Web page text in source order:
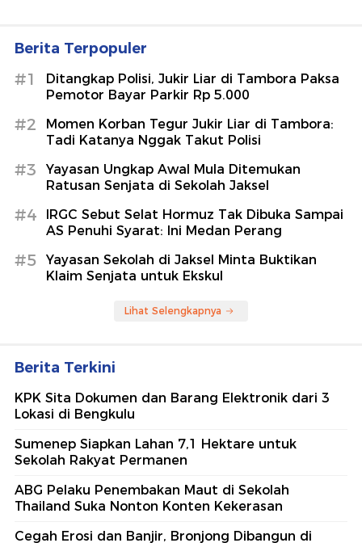
Berita Terpopuler
#1
Ditangkap Polisi, Jukir Liar di Tambora Paksa
Pemotor Bayar Parkir Rp 5.000
#2
Momen Korban Tegur Jukir Liar di Tambora:
Tadi Katanya Nggak Takut Polisi
#3
Yayasan Ungkap Awal Mula Ditemukan
Ratusan Senjata di Sekolah Jaksel
#4
IRGC Sebut Selat Hormuz Tak Dibuka Sampai
AS Penuhi Syarat: Ini Medan Perang
#5
Yayasan Sekolah di Jaksel Minta Buktikan
Klaim Senjata untuk Ekskul
Lihat Selengkapnya
Berita Terkini
KPK Sita Dokumen dan Barang Elektronik dari 3
Lokasi di Bengkulu
Sumenep Siapkan Lahan 7,1 Hektare untuk
Sekolah Rakyat Permanen
ABG Pelaku Penembakan Maut di Sekolah
Thailand Suka Nonton Konten Kekerasan
Cegah Erosi dan Banjir, Bronjong Dibangun di